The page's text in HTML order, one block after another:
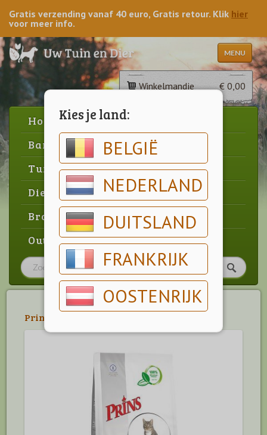
Kies je land:
BELGIË
NEDERLAND
DUITSLAND
FRANKRIJK
OOSTENRIJK
Gratis verzending vanaf 40 euro, Gratis retour. Klik hier
voor meer info.
MENU
Winkelmandje € 0,00
Home
Barbecue
Tuin
Dier
Brood & gebak
Outlet
Prins